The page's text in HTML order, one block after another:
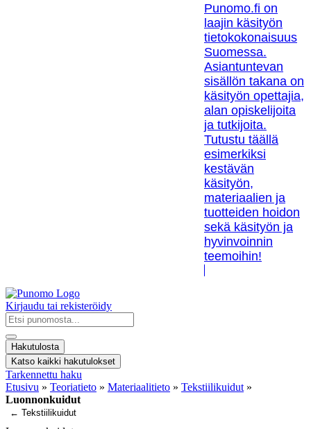
Punomo.fi on
laajin käsityön
tietokokonaisuus
Suomessa.
Asiantuntevan
sisällön takana on
käsityön opettajia,
alan opiskelijoita
ja tutkijoita.
Tutustu täällä
esimerkiksi
kestävän
käsityön,
materiaalien ja
tuotteiden hoidon
sekä käsityön ja
hyvinvoinnin
teemoihin!
Kirjaudu tai rekisteröidy
Search
...
Hakutulosta
Katso kaikki hakutulokset
Tarkennettu haku
Etusivu » Teoriatieto » Materiaalitieto » Tekstiilikuidut »
Luonnonkuidut
← Tekstiilikuidut